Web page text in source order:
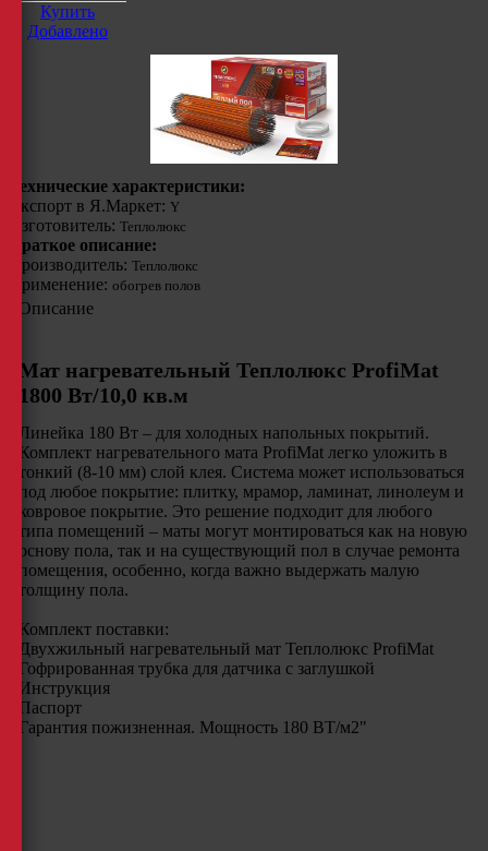
Купить
Добавлено
Технические характеристики:
Экспорт в Я.Маркет: Y
Изготовитель: Теплолюкс
Краткое описание:
Производитель: Теплолюкс
Применение: обогрев полов
Описание
Мат нагревательный Теплолюкс ProfiMat
1800 Вт/10,0 кв.м
Линейка 180 Вт – для холодных напольных покрытий.
Комплект нагревательного мата ProfiMat легко уложить в
тонкий (8-10 мм) слой клея. Система может использоваться
под любое покрытие: плитку, мрамор, ламинат, линолеум и
ковровое покрытие. Это решение подходит для любого
типа помещений – маты могут монтироваться как на новую
основу пола, так и на существующий пол в случае ремонта
помещения, особенно, когда важно выдержать малую
толщину пола.
Комплект поставки:
Двухжильный нагревательный мат Теплолюкс ProfiMat
Гофрированная трубка для датчика с заглушкой
Инструкция
Гарантия пожизненная. Мощность 180 ВТ/м2"